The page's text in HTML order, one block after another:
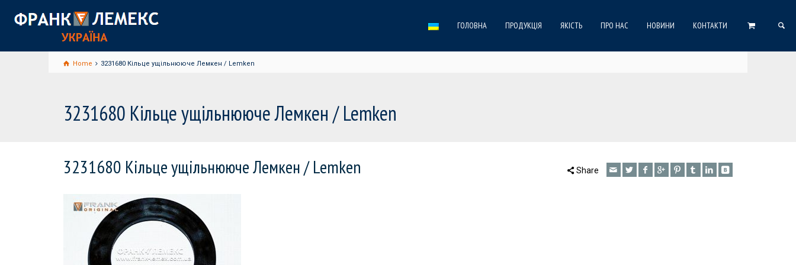
ГОЛОВНА ПРОДУКЦІЯ ЯКІСТЬ ПРО НАС НОВИНИ КОНТАКТИ
Home 3231680 Кільце ущільнююче Лемкен / Lemken
3231680 Кільце ущільнююче Лемкен / Lemken
3231680 Кільце ущільнююче Лемкен / Lemken Share